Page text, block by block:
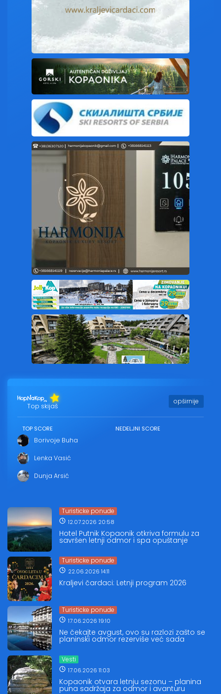
Top skijaš
opširnije
TOP SCORE
Borivoje Buha
Lenka Vasić
Dunja Arsić
NEDELJNI SCORE
Turisticke ponude
12.07.2026 20:58
Hotel Putnik Kopaonik otkriva formulu za
savršen letnji odmor i spa opuštanje
Turisticke ponude
22.06.2026 14:11
Kraljevi čardaci: Letnji program 2026
Turisticke ponude
17.06.2026 19:10
Ne čekajte avgust, ovo su razlozi zašto se
planinski odmor rezerviše već sada
Vesti
17.06.2026 11:03
Kopaonik otvara letnju sezonu – planina
puna sadržaja za odmor i avanturu